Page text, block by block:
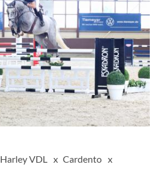
Harley VDL
Cardento